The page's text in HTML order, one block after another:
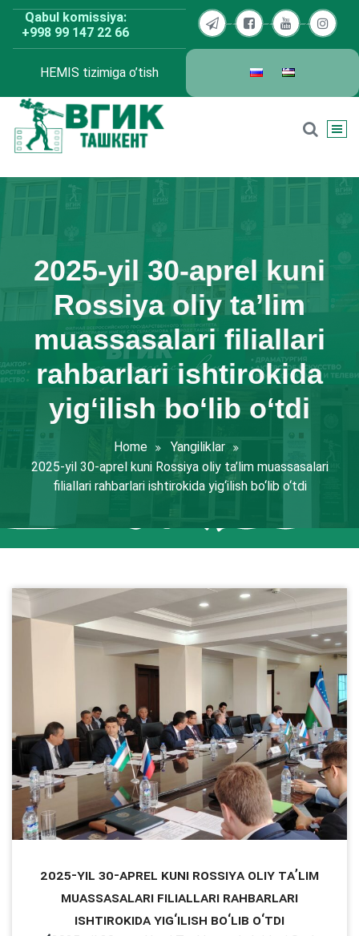
Skip
content
Qabul komissiya:
+998 99 147 22 66
HEMIS tizimiga o’tish
2025-yil 30-aprel kuni
Rossiya oliy ta’lim
muassasalari filiallari
rahbarlari ishtirokida
yig‘ilish bo‘lib o‘tdi
Home
Yangiliklar
2025-yil 30-aprel kuni Rossiya oliy ta’lim muassasalari
filiallari rahbarlari ishtirokida yig‘ilish bo‘lib o‘tdi
2025-yil 30-aprel kuni Rossiya oliy ta’lim
muassasalari filiallari rahbarlari
ishtirokida yig‘ilish bo‘lib o‘tdi